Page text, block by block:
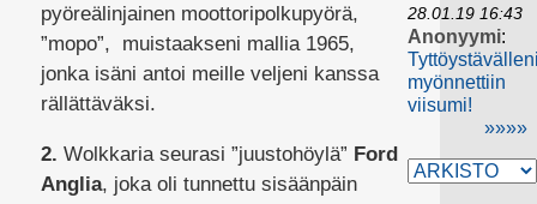
pyöreälinjainen moottoripolkupyörä,
”mopo”, muistaakseni mallia 1965,
jonka isäni antoi meille veljeni kanssa
rällättäväksi.
2. Wolkkaria seurasi ”juustohöylä” Ford
Anglia, joka oli tunnettu sisäänpäin
28.01.19 16:43
Anonyymi:
myönnettiin
viisumi!
»»»»